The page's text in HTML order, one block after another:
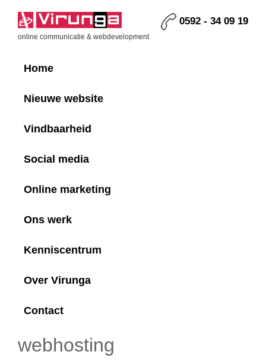
primary
primaryVirunga
online communicatie & webdevelopment
0592 - 34 09 19
Home
Nieuwe website
Vindbaarheid
Social media
Online marketing
Ons werk
Kenniscentrum
Over Virunga
Contact
webhosting